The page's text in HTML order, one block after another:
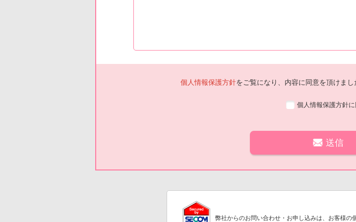
個人情報保護方針をご覧になり、内容に同意を頂けま
個人情報保護方針
弊社からのお問い合わせ・お申し込みは、お客様